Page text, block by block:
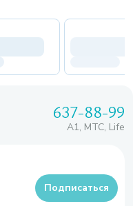
637-88-99
A1, МТС, Life
Подписаться